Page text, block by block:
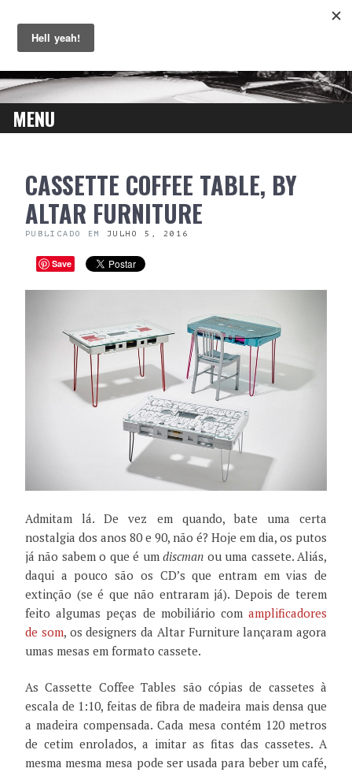
MENU
CONTENTCASSETTE COFFEE TABLE, BY
ALTAR FURNITURE
PUBLICADO EM JULHO 5, 2016
Save
Admitam lá. De vez em quando, bate uma certa
nostalgia dos anos 80 e 90, não é? Hoje em dia, os putos
já não sabem o que é umdiscman ou uma cassete. Aliás,
daqui a pouco são os CD’s que entram em vias de
extinção (se é que não entraram já). Depois de terem
feito algumas peças de mobiliário com amplificadores
de som, os designers da Altar Furniture lançaram agora
umas mesas em formato cassete.
As Cassette Coffee Tables são cópias de cassetes à
escala de 1:10, feitas de fibra de madeira mais densa que
a madeira compensada. Cada mesa contém 120 metros
de cetim enrolados, a imitar as fitas das cassetes. A
mesma mesma mesa pode ser usada para beber um café,